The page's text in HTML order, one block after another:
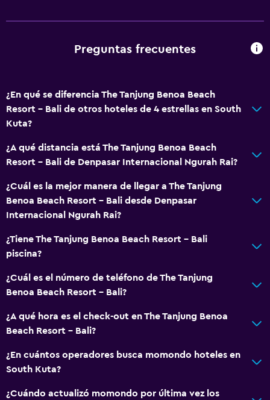
Preguntas frecuentes
¿En qué se diferencia The Tanjung Benoa Beach
Resort - Bali de otros hoteles de 4 estrellas en South
Kuta?
¿A qué distancia está The Tanjung Benoa Beach
Resort - Bali de Denpasar Internacional Ngurah Rai?
¿Cuál es la mejor manera de llegar a The Tanjung
Benoa Beach Resort - Bali desde Denpasar
Internacional Ngurah Rai?
¿Tiene The Tanjung Benoa Beach Resort - Bali
piscina?
¿Cuál es el número de teléfono de The Tanjung
Benoa Beach Resort - Bali?
¿A qué hora es el check-out en The Tanjung Benoa
Beach Resort - Bali?
¿En cuántos operadores busca momondo hoteles en
South Kuta?
¿Cuándo actualizó momondo por última vez los